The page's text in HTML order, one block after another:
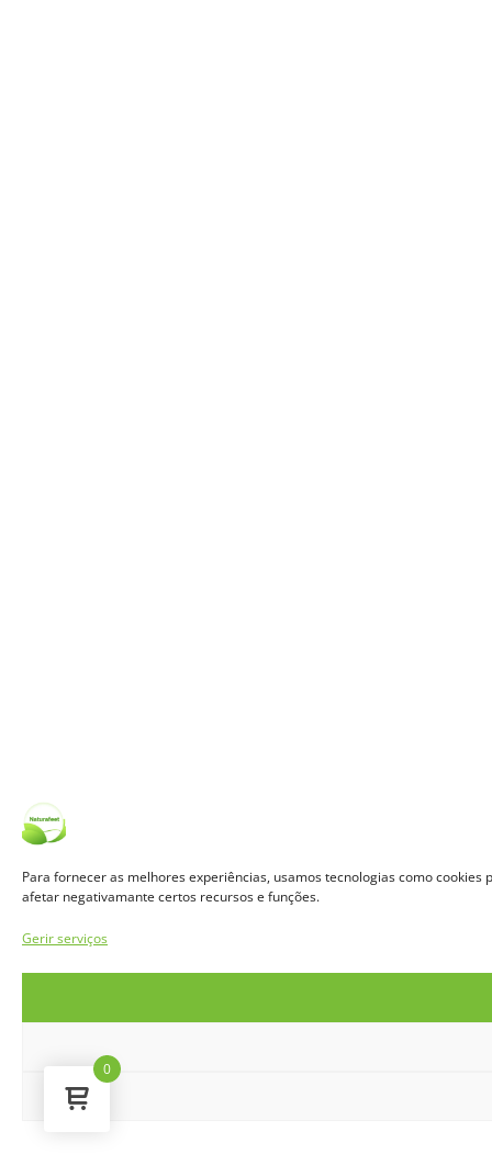
Para fornecer as melhores experiências, usamos tecnologias como
afetar negativamante certos recursos e funções.
Gerir serviços
0